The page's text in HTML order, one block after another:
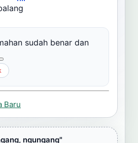
sudah benar dan
Baru
ngungang"